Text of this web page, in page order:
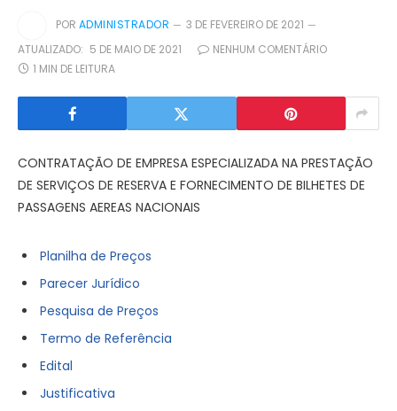
POR ADMINISTRADOR
3 DE FEVEREIRO DE 2021
ATUALIZADO: 5 DE MAIO DE 2021
NENHUM COMENTÁRIO
1 MIN DE LEITURA
CONTRATAÇÃO DE EMPRESA ESPECIALIZADA NA PRESTAÇÃO
DE SERVIÇOS DE RESERVA E FORNECIMENTO DE BILHETES DE
PASSAGENS AEREAS NACIONAIS
Planilha de Preços
Parecer Jurídico
Pesquisa de Preços
Termo de Referência
Edital
Justificativa